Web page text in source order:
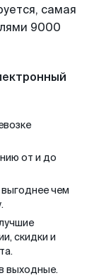
самая
9000
от и до
чем
скидки и
выходные.